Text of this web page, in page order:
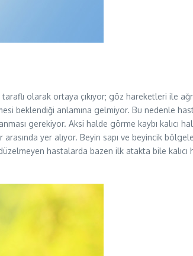
olarak ortaya çıkıyor; göz hareketleri ile
beklendiği anlamına gelmiyor. Bu nedenle
gerekiyor. Aksi halde görme kaybı kalıcı
yer alıyor. Beyin sapı ve beyincik
hastalarda bazen ilk atakta bile kalıcı